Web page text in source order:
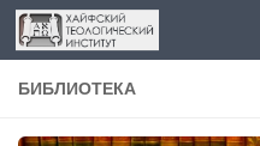
Перейти к содержимому
БИБЛИОТЕКА